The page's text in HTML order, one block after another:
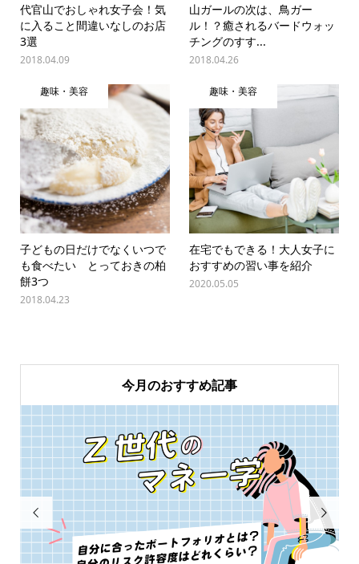
代官山でおしゃれ女子会！気
に入ること間違いなしのお店
3選
2018.04.09
山ガールの次は、鳥ガー
ル！？癒されるバードウォッ
チングのすす...
2018.04.26
趣味・美容
子どもの日だけでなくいつで
も食べたい とっておきの柏
餅3つ
2018.04.23
趣味・美容
在宅でもできる！大人女子に
おすすめの習い事を紹介
2020.05.05
今月のおすすめ記事
 